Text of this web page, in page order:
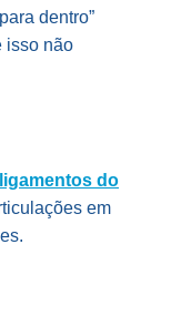
dentro”
isso não
ligamentos do
em